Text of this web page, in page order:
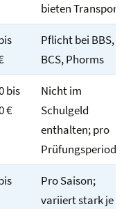
bieten Transport
Pflicht bei BBS,
BCS, Phorms
bis
€
Nicht im
Schulgeld
enthalten; pro
Prüfungsperiode
Pro Saison;
variiert stark je